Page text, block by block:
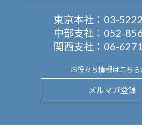
東京本社： 03-
中部支社： 052-
関西支社： 06-
お役立ち情報はこち
メルマガ登録